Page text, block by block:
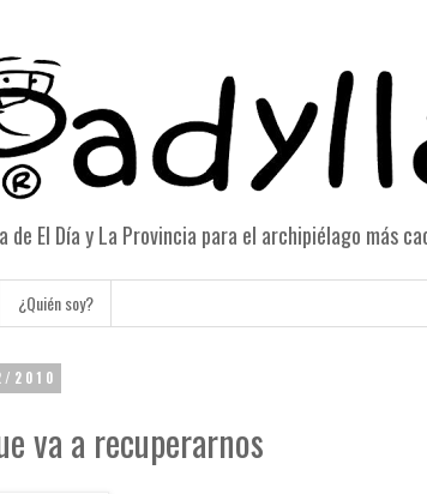
de El Día y La Provincia para el archipiélago más
¿Quién soy?
2010
va a recuperarnos